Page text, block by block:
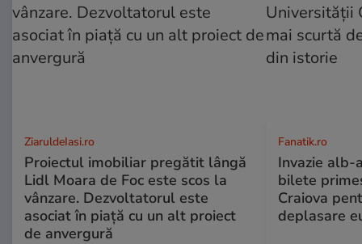
ZiaruldeIasi.ro
Proiectul imobiliar pregătit lângă
Lidl Moara de Foc este scos la
vânzare. Dezvoltatorul este
asociat în piață cu un alt proiect
de anvergură
Fanatik.ro
Invazie alb-
bilete
Craiova
deplasare